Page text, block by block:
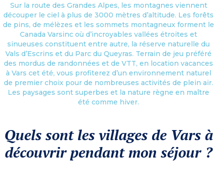
Sur la route des Grandes Alpes, les montagnes viennent
découper le ciel à plus de 3000 mètres d’altitude. Les forêts
de pins, de mélèzes et les sommets montagneux forment le
Canada Varsinc où d’incroyables vallées étroites et
sinueuses constituent entre autre, la réserve naturelle du
Vals d’Escrins et du Parc du Queyras. Terrain de jeu préféré
des mordus de randonnées et de VTT, en location vacances
à Vars cet été, vous profiterez d’un environnement naturel
de premier choix pour de nombreuses activités de plein air.
Les paysages sont superbes et la nature règne en maître
été comme hiver.
Quels sont les villages de Vars à
découvrir pendant mon séjour ?